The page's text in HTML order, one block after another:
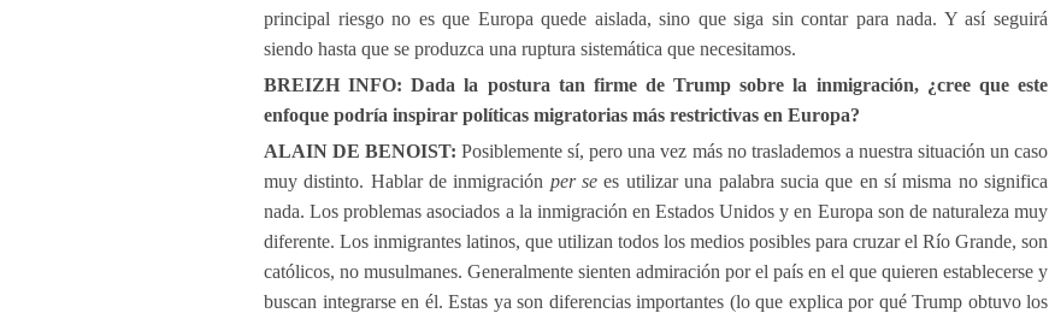
principal riesgo no es que Europa quede aislada, sino que siga sin contar para nada. Y así seguirá
siendo hasta que se produzca una ruptura sistemática que necesitamos.
BREIZH INFO: Dada la postura tan firme de Trump sobre la inmigración, ¿cree que este
enfoque podría inspirar políticas migratorias más restrictivas en Europa?
ALAIN DE BENOIST: Posiblemente sí, pero una vez más no traslademos a nuestra situación un caso
muy distinto. Hablar de inmigración per se es utilizar una palabra sucia que en sí misma no significa
nada. Los problemas asociados a la inmigración en Estados Unidos y en Europa son de naturaleza muy
diferente. Los inmigrantes latinos, que utilizan todos los medios posibles para cruzar el Río Grande, son
católicos, no musulmanes. Generalmente sienten admiración por el país en el que quieren establecerse y
buscan integrarse en él. Estas ya son diferencias importantes (lo que explica por qué Trump obtuvo los